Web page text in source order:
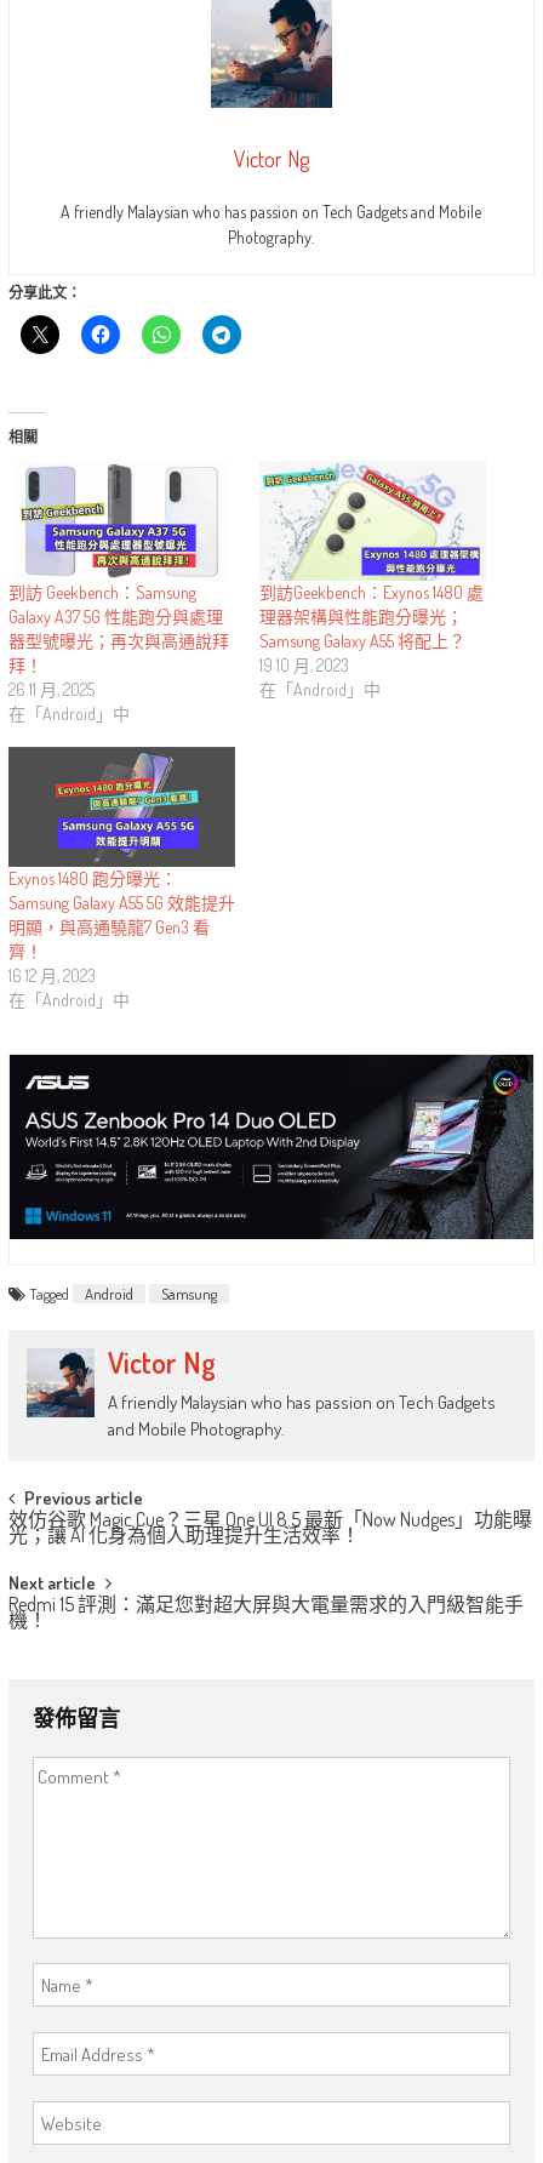
Victor Ng
A friendly Malaysian who has passion on Tech Gadgets and Mobile
Photography.
分享此文：
相關
到訪 Geekbench：Samsung
Galaxy A37 5G 性能跑分與處理
器型號曝光；再次與高通說拜
拜！
26 11 月, 2025
在「Android」中
到訪Geekbench：Exynos 1480 處
理器架構與性能跑分曝光；
Samsung Galaxy A55 将配上？
19 10 月, 2023
在「Android」中
Exynos 1480 跑分曝光：
Samsung Galaxy A55 5G 效能提升
明顯，與高通驍龍7 Gen3 看
齊！
16 12 月, 2023
在「Android」中
Tagged Android Samsung
Victor Ng
A friendly Malaysian who has passion on Tech Gadgets
and Mobile Photography.
Post
navigation
Previous article
效仿谷歌 Magic Cue？三星 One UI 8.5 最新「Now Nudges」功能曝
光；讓 AI 化身為個人助理提升生活效率！
Next article
Redmi 15 評測：滿足您對超大屏與大電量需求的入門級智能手
機！
發佈留言